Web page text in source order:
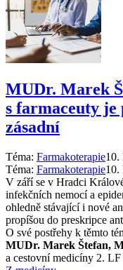
MUDr. Marek
s farmaceuty
zásadní
Téma: Farmakoterapie10.
Téma: Farmakoterapie10.
V září se v Hradci
infekčních nemocí a
ohledně stávající i nové
propíšou do preskripce
O své postřehy k těmto
MUDr. Marek Štefan,
a cestovní medicíny 2.